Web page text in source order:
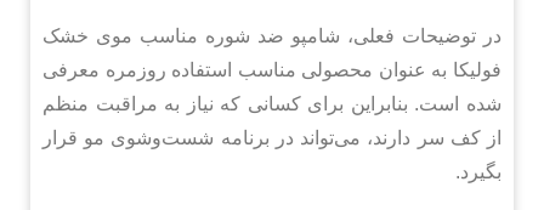
در توضیحات فعلی، شامپو ضد شوره مناسب موی خشک
فولیکا به عنوان محصولی مناسب استفاده روزمره معرفی
شده است. بنابراین برای کسانی که نیاز به مراقبت منظم
از کف سر دارند، می‌تواند در برنامه شست‌وشوی مو قرار
بگیرد.